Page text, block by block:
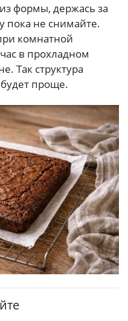
формы, держась за
пока не снимайте.
комнатной
в прохладном
Так структура
будет проще.